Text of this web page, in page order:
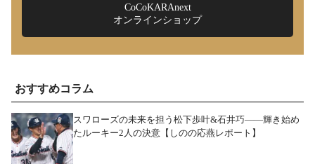
CoCoKARAnext
オンラインショップ
おすすめコラム
スワローズの未来を担う松下歩叶&石井巧――輝き始め
たルーキー2人の決意【しのの応燕レポート】